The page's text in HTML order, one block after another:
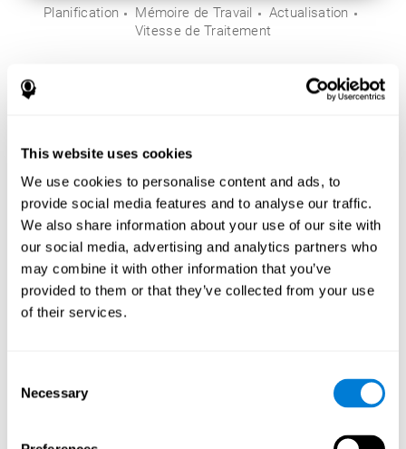
This website uses cookies
We use cookies to personalise content and ads, to
provide social media features and to analyse our traffic.
We also share information about your use of our site with
our social media, advertising and analytics partners who
may combine it with other information that you’ve
provided to them or that they’ve collected from your use
of their services.
Selection
Necessary
Planification Mémoire de Travail
Actualisation
Vitesse de Traitement